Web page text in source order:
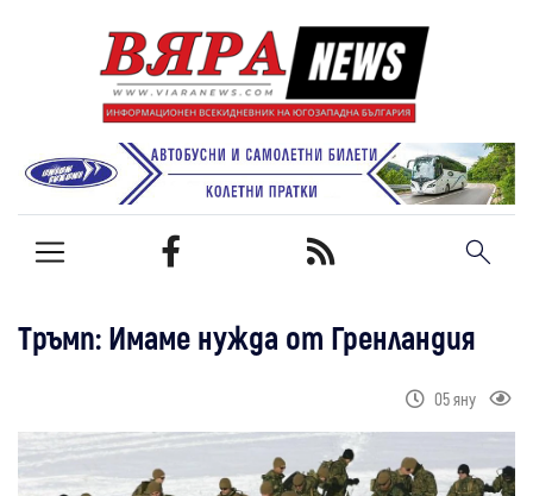
Тръмп: Имаме нужда от Гренландия
05 яну